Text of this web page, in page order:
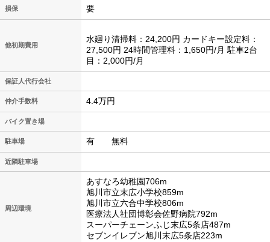
損保 要
他初期費用
水廻り清掃料：24,200円 カードキー設定料：
27,500円 24時間管理料：1,650円/月 駐車2台
目：2,000円/月
保証人代行会社
仲介手数料 4.4万円
バイク置き場
駐車場 有 無料
近隣駐車場
周辺環境
あすなろ幼稚園706m
旭川市立末広小学校859m
旭川市立六合中学校806m
医療法人社団博彰会佐野病院792m
スーパーチェーンふじ末広5条店487m
セブンイレブン旭川末広5条店223m